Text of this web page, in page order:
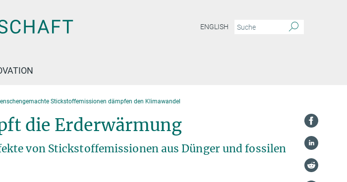
ENGLISH
Stickstoffemissionen dämpfen den Klimawandel
die Erderwärmung
von Stickstoffemissionen aus Dünger und fossilen